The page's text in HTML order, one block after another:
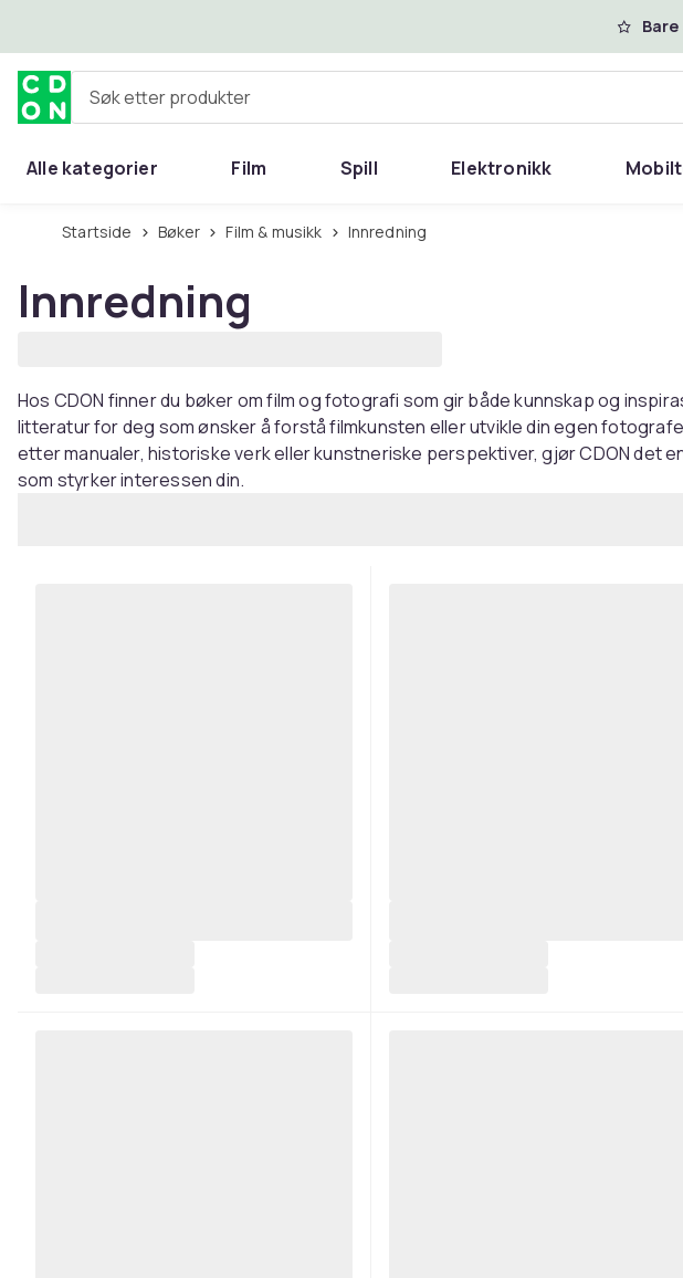
Søk etter produkter
Alle kategorier Film Spill Elektronikk
Startside Bøker Film & musikk Innredning
Innredning
Hos CDON finner du bøker om film og fotografi som gir både kunnskap og
litteratur for deg som ønsker å forstå filmkunsten eller utvikle din egen
etter manualer, historiske verk eller kunstneriske perspektiver, gjør CDON det
som styrker interessen din.